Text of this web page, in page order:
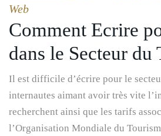
Web
Comment Ecrire
dans le Secteur du
Il est difficile d’écrire pour le
internautes aimant avoir très vite
recherchent ainsi que les tarifs
l’Organisation Mondiale du